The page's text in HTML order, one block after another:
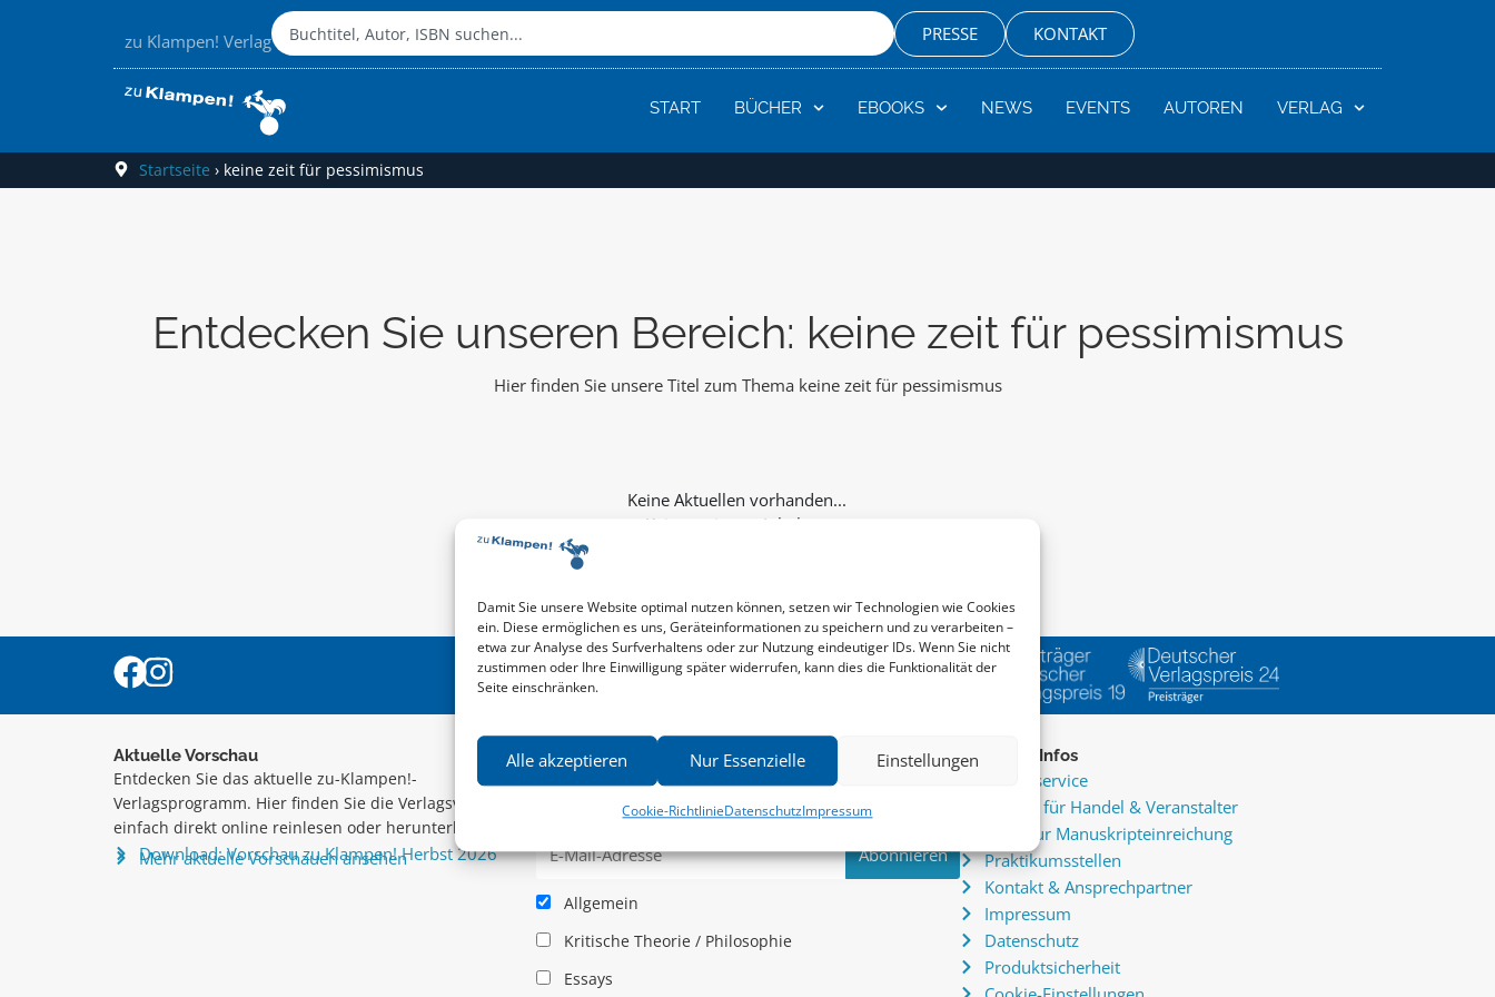
Damit Sie unsere Website optimal nutzen können, setzen wir Technologien wie Cookies
ein. Diese ermöglichen es uns, Geräteinformationen zu speichern und zu verarbeiten –
etwa zur Analyse des Surfverhaltens oder zur Nutzung eindeutiger IDs. Wenn Sie nicht
zustimmen oder Ihre Einwilligung später widerrufen, kann dies die Funktionalität der
Seite einschränken.
Alle akzeptieren Nur Essenzielle Einstellungen
Cookie-RichtlinieDatenschutzImpressum
zu Klampen! Verlag PRESSE KONTAKT
START BÜCHER EBOOKS NEWS EVENTS AUTOREN VERLAG
Startseite › keine zeit für pessimismus
Entdecken Sie unseren Bereich: keine zeit für pessimismus
Hier finden Sie unsere Titel zum Thema keine zeit für pessimismus
Keine weiteren Inhalte...
Aktuelle Vorschau
Entdecken Sie das aktuelle zu-Klampen!-
Verlagsprogramm. Hier finden Sie die Verlagsvorschau –
einfach direkt online reinlesen oder herunterladen.
Download: Vorschau zu Klampen! Herbst 2026
Mehr aktuelle Vorschauen ansehen
Newsletter
News zu aktuellen Neuheiten und Nachrichten im zu
Klampen! Verlag – jederzeit wieder abbestellbar.
Allgemein
Kritische Theorie / Philosophie
Essays
Service & Infos
Presseservice
Service für Handel & Veranstalter
Infos zur Manuskripteinreichung
Praktikumsstellen
Kontakt & Ansprechpartner
Impressum
Datenschutz
Produktsicherheit